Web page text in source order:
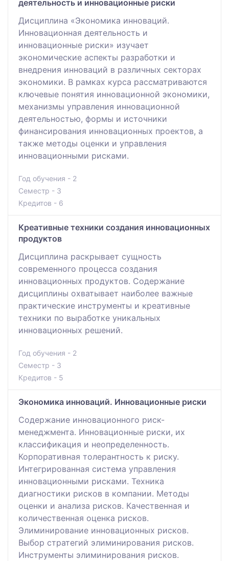
деятельность и инновационные риски
Дисциплина «Экономика инноваций.
Инновационная деятельность и
инновационные риски» изучает
экономические аспекты разработки и
внедрения инноваций в различных секторах
экономики. В рамках курса рассматриваются
ключевые понятия инновационной экономики,
механизмы управления инновационной
деятельностью, формы и источники
финансирования инновационных проектов, а
также методы оценки и управления
инновационными рисками.
Год обучения - 2
Семестр - 3
Кредитов - 6
Креативные техники создания инновационных
продуктов
Дисциплина раскрывает сущность
современного процесса создания
инновационных продуктов. Содержание
дисциплины охватывает наиболее важные
практические инструменты и креативные
техники по выработке уникальных
инновационных решений.
Год обучения - 2
Семестр - 3
Кредитов - 5
Экономика инноваций. Инновационные риски
Содержание инновационного риск-
менеджмента. Инновационные риски, их
классификация и неопределенность.
Корпоративная толерантность к риску.
Интегрированная система управления
инновационными рисками. Техника
диагностики рисков в компании. Методы
оценки и анализа рисков. Качественная и
количественная оценка рисков.
Элиминирование инновационных рисков.
Выбор стратегий элиминирования рисков.
Инструменты элиминирования рисков.